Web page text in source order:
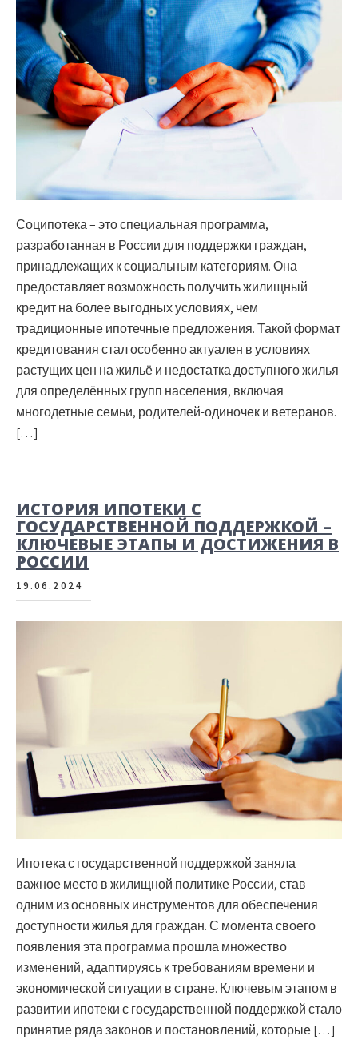
Соципотека – это специальная программа,
разработанная в России для поддержки граждан,
принадлежащих к социальным категориям. Она
предоставляет возможность получить жилищный
кредит на более выгодных условиях, чем
традиционные ипотечные предложения. Такой формат
кредитования стал особенно актуален в условиях
растущих цен на жильё и недостатка доступного жилья
для определённых групп населения, включая
многодетные семьи, родителей-одиночек и ветеранов.
[…]
ИСТОРИЯ ИПОТЕКИ С
ГОСУДАРСТВЕННОЙ ПОДДЕРЖКОЙ –
КЛЮЧЕВЫЕ ЭТАПЫ И ДОСТИЖЕНИЯ В
РОССИИ
19.06.2024
Ипотека с государственной поддержкой заняла
важное место в жилищной политике России, став
одним из основных инструментов для обеспечения
доступности жилья для граждан. С момента своего
появления эта программа прошла множество
изменений, адаптируясь к требованиям времени и
экономической ситуации в стране. Ключевым этапом в
развитии ипотеки с государственной поддержкой стало
принятие ряда законов и постановлений, которые […]